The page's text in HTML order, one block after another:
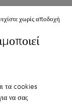
τα cookies
να σας
χωρίς αποδοχή